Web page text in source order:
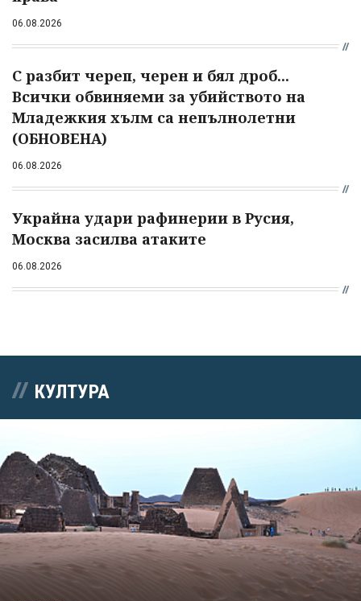
06.08.2026
С разбит череп, черен и бял дроб...
Всички обвиняеми за убийството на
Младежкия хълм са непълнолетни
(ОБНОВЕНА)
06.08.2026
Украйна удари рафинерии в Русия,
Москва засилва атаките
06.08.2026
КУЛТУРА